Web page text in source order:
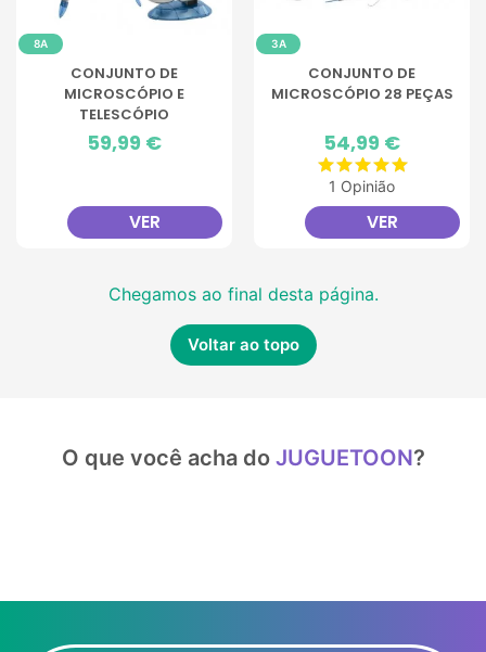
8A
CONJUNTO DE
MICROSCÓPIO E
TELESCÓPIO
Preço
59,99 €
VER
3A
CONJUNTO DE
MICROSCÓPIO 28 PEÇAS
Preço
54,99 €
1 Opinião
VER
Chegamos ao final desta página.
Voltar ao topo
O que você acha do JUGUETOON?